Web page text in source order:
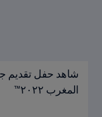
المغرب ٢٠٢٢™